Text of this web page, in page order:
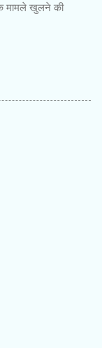
मामले खुलने की